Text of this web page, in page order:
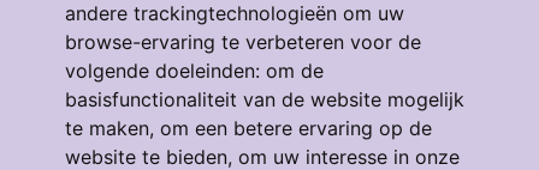
andere trackingtechnologieën om uw
browse-ervaring te verbeteren voor de
volgende doeleinden: om de
basisfunctionaliteit van de website mogelijk
te maken, om een betere ervaring op de
website te bieden, om uw interesse in onze
Eendrachtstraat 64
3134GM, VLAARDINGEN
4 53 m² 3